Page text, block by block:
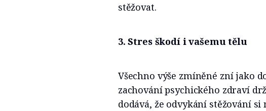
stěžovat.
3. Stres škodí i vašemu tělu
Všechno výše zmíněné zní jako
zachování psychického zdraví
dodává, že odvykání stěžování